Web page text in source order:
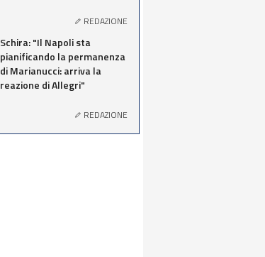
REDAZIONE
Schira: "Il Napoli sta
pianificando la permanenza
di Marianucci: arriva la
reazione di Allegri"
REDAZIONE